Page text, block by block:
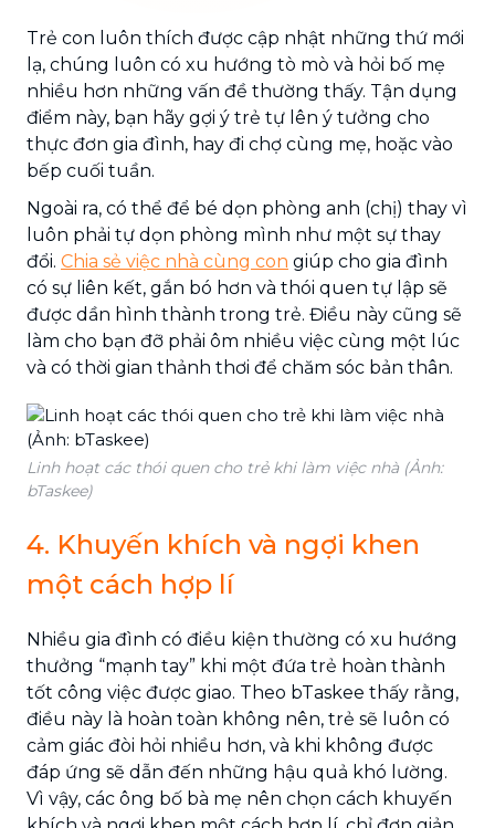
Trẻ con luôn thích được cập nhật những thứ mới
lạ, chúng luôn có xu hướng tò mò và hỏi bố mẹ
nhiều hơn những vấn đề thường thấy. Tận dụng
điểm này, bạn hãy gợi ý trẻ tự lên ý tưởng cho
thực đơn gia đình, hay đi chợ cùng mẹ, hoặc vào
bếp cuối tuần.
Ngoài ra, có thể để bé dọn phòng anh (chị) thay vì
luôn phải tự dọn phòng mình như một sự thay
đổi. Chia sẻ việc nhà cùng con giúp cho gia đình
có sự liên kết, gắn bó hơn và thói quen tự lập sẽ
được dần hình thành trong trẻ. Điều này cũng sẽ
làm cho bạn đỡ phải ôm nhiều việc cùng một lúc
và có thời gian thảnh thơi để chăm sóc bản thân.
Linh hoạt các thói quen cho trẻ khi làm việc nhà (Ảnh:
bTaskee)
4. Khuyến khích và ngợi khen
một cách hợp lí
Nhiều gia đình có điều kiện thường có xu hướng
thưởng “mạnh tay” khi một đứa trẻ hoàn thành
tốt công việc được giao. Theo bTaskee thấy rằng,
điều này là hoàn toàn không nên, trẻ sẽ luôn có
cảm giác đòi hỏi nhiều hơn, và khi không được
đáp ứng sẽ dẫn đến những hậu quả khó lường.
Vì vậy, các ông bố bà mẹ nên chọn cách khuyến